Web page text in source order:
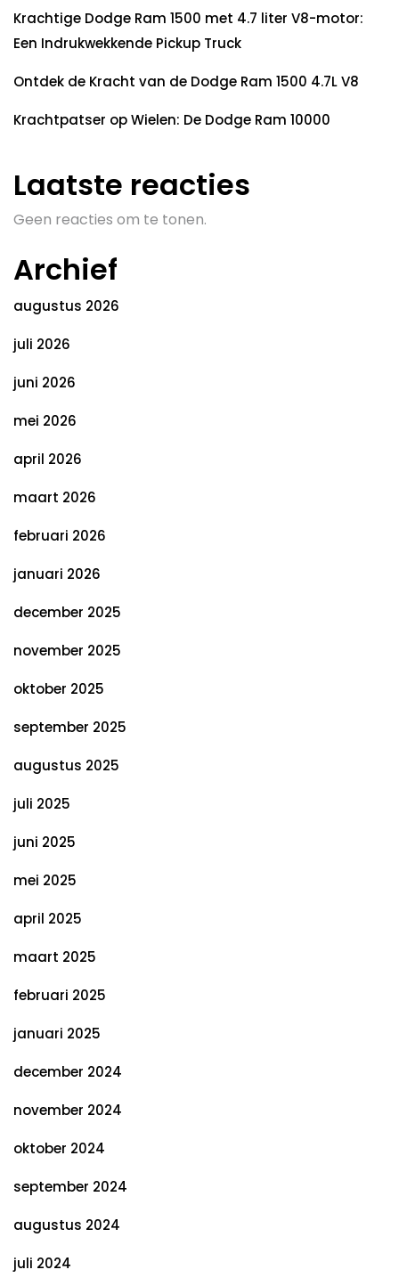
Krachtige Dodge Ram 1500 met 4.7 liter V8-motor:
Een Indrukwekkende Pickup Truck
Ontdek de Kracht van de Dodge Ram 1500 4.7L V8
Krachtpatser op Wielen: De Dodge Ram 10000
Laatste reacties
Geen reacties om te tonen.
Archief
augustus 2026
juli 2026
juni 2026
mei 2026
april 2026
maart 2026
februari 2026
januari 2026
december 2025
november 2025
oktober 2025
september 2025
augustus 2025
juli 2025
juni 2025
mei 2025
april 2025
maart 2025
februari 2025
januari 2025
december 2024
november 2024
oktober 2024
september 2024
augustus 2024
juli 2024